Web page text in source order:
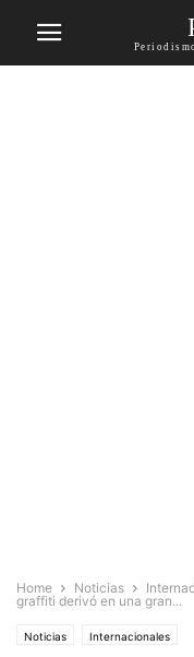
Home Noticias
graffiti derivó en una gran...
Noticias Internacionales